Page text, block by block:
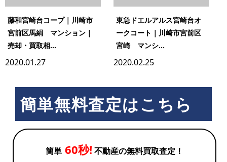
藤和宮崎台コープ｜川崎市
宮前区馬絹 マンション｜
売却・買取相...
2020.01.27
東急ドエルアルス宮崎台オ
ークコート｜川崎市宮前区
宮崎 マンシ...
2020.02.25
簡単無料査定はこちら
簡単 60秒! 不動産の無料買取査定！